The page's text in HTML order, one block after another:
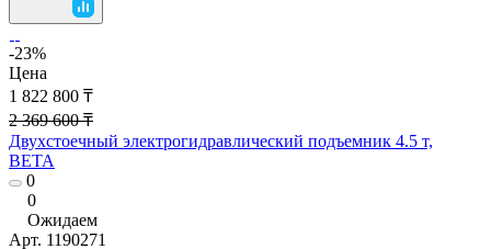
-23%
Цена
1 822 800 ₸
2 369 600 ₸
Двухстоечный электрогидравлический подъемник 4.5 т,
BETA
0
0
Ожидаем
Арт. 1190271